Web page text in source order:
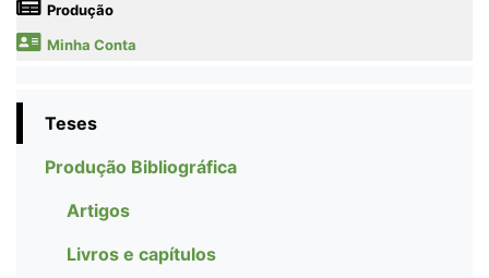
Produção
Minha Conta
Teses
Produção Bibliográfica
Artigos
Livros e capítulos